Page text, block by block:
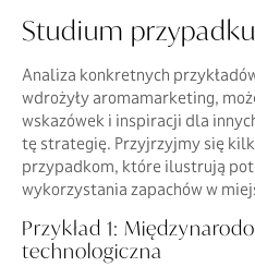
Studium przypadku
Analiza konkretnych
wdrożyły aromamarketing,
wskazówek i inspiracji dla
tę strategię. Przyjrzyjmy się
przypadkom, które ilustrują
wykorzystania zapachów w
Przykład 1:
technologiczna